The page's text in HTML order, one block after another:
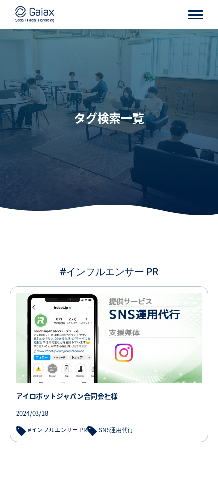
タグ検索一覧
#インフルエンサー PR
アイロボットジャパン合同会社様
2024/03/18
#インフルエンサー PR SNS運用代行